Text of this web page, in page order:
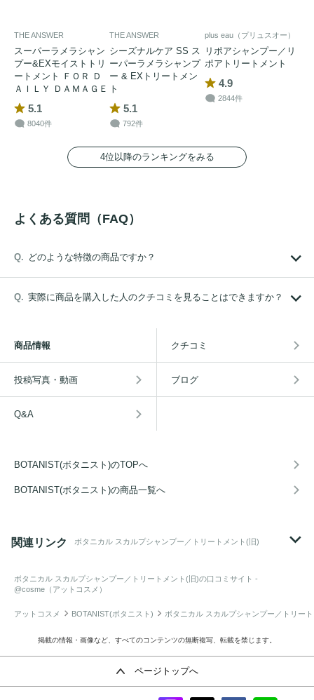
THE ANSWER
スーパーラメラシャン
プー&EXモイストトリ
ートメント ＦＯＲ Ｄ
ＡＩＬＹ ＤＡＭＡＧＥ
5.1
8040件
THE ANSWER
シーズナルケア SS ス
ーパーラメラシャンプ
ー & EXトリートメン
ト
5.1
792件
plus eau（プリュスオー）
リポアシャンプー／リ
ポアトリートメント
4.9
2844件
4位以降のランキングをみる
よくある質問（FAQ）
どのような特徴の商品ですか？
実際に商品を購入した人のクチコミを見ることはできますか？
商品情報 クチコミ
投稿写真・動画 ブログ
Q&A
BOTANIST(ボタニスト)のTOPへ
BOTANIST(ボタニスト)の商品一覧へ
関連リンク ボタニカル スカルプシャンプー／トリートメント(旧)
ボタニカル スカルプシャンプー／トリートメント(旧)の口コミサイト -
@cosme（アットコスメ）
アットコスメ BOTANIST(ボタニスト) ボタニカル スカルプシャンプー／トリー
掲載の情報・画像など、すべてのコンテンツの無断複写、転載を禁じます。
ページトップへ